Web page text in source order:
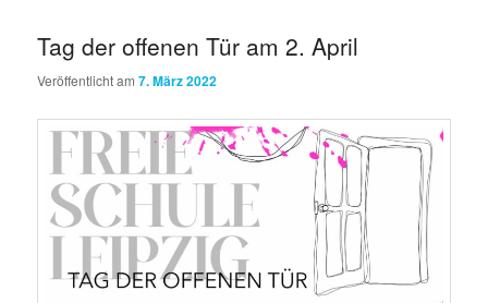
Tag der offenen Tür am 2. April
Veröffentlicht am7. März 2022